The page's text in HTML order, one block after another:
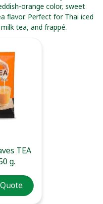
orange color, sweet
flavor. Perfect for Thai iced
tea, and frappé.
TEA
g.